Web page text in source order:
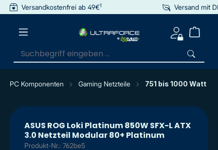
springen
Versandkostenfrei ab 49€1 Versand mit
PC Komponenten Gaming Netzteile 751 bis 1000 Watt
ASUS ROG Loki Platinum 850W SFX-L ATX
3.0 Netzteil Modular 80+ Platinum
Produkt-Nr.: 762be5